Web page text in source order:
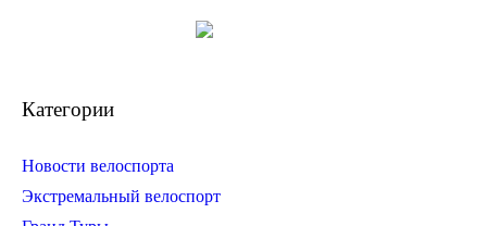
Категории
Новости велоспорта
Экстремальный велоспорт